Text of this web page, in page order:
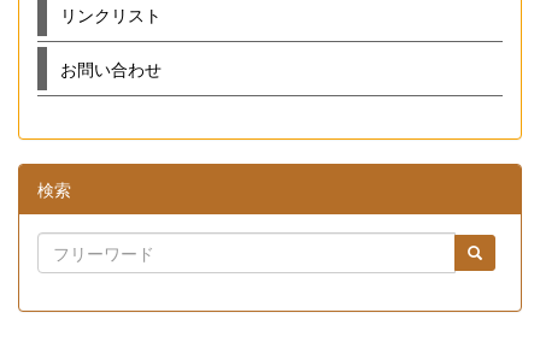
リンクリスト
お問い合わせ
検索